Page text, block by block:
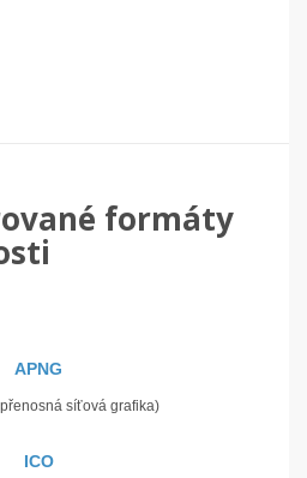
formáty
APNG
síťová grafika)
ICO